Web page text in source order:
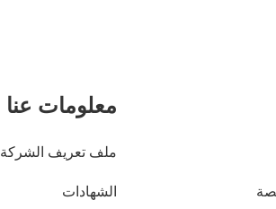
معلومات عنا
ملف تعريف الشركة
الشهادات